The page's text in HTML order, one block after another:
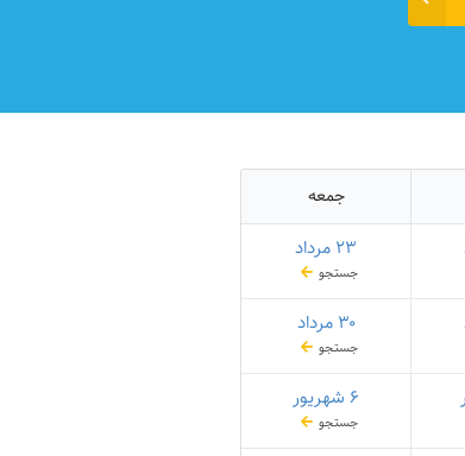
جمعه
۲۳ مرداد
جستجو
۳۰ مرداد
جستجو
۶ شهریور
جستجو